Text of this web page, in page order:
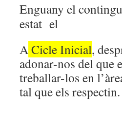
Enguany el
ACicle Inicial,
adonar-nos del que
treballar-los en
tal que els respectin.